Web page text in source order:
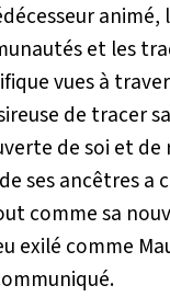
et les
vues à
de tracer
de soi et de
ses ancêtres a
comme sa
exilé comme